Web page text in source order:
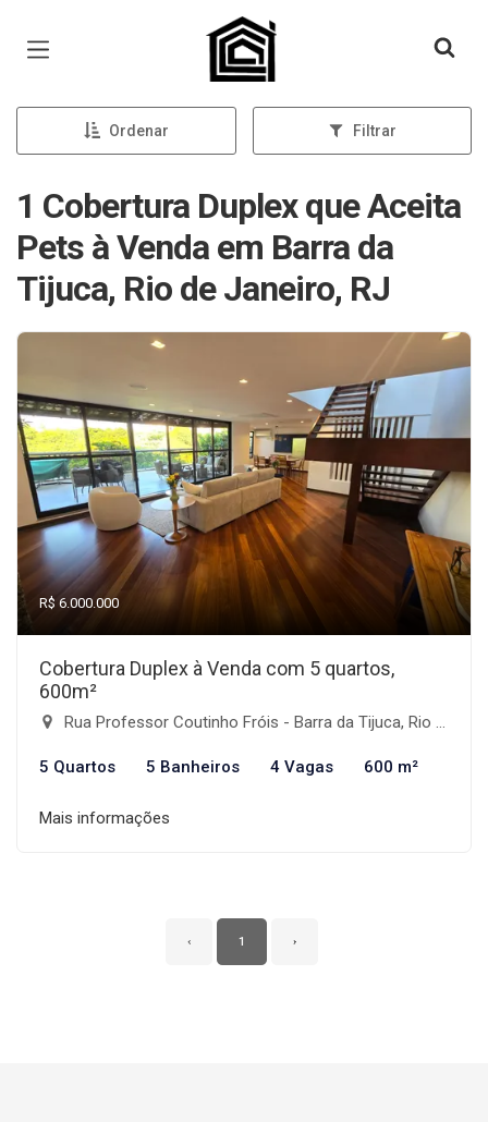
Página inicial
Ordenar Filtrar
1 Cobertura Duplex que Aceita
Pets à Venda em Barra da
Tijuca, Rio de Janeiro, RJ
R$ 6.000.000
Cobertura Duplex à Venda com 5 quartos,
600m²
Rua Professor Coutinho Fróis - Barra da Tijuca, Rio de Janeiro-RJ
5 Quartos 5 Banheiros 4 Vagas 600 m²
Mais informações
‹ 1 ›